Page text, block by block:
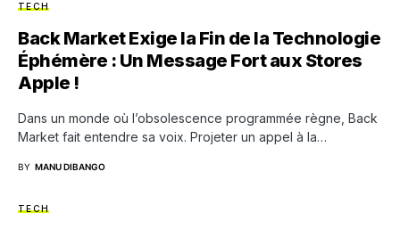
TECH
Back Market Exige la Fin de la Technologie
Éphémère : Un Message Fort aux Stores
Apple !
Dans un monde où l’obsolescence programmée règne, Back
Market fait entendre sa voix. Projeter un appel à la…
BY MANU DIBANGO
TECH